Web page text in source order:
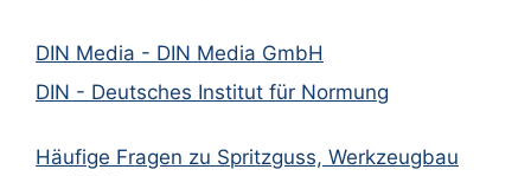
DIN Media - DIN Media GmbH
DIN - Deutsches Institut für Normung
Häufige Fragen zu Spritzguss, Werkzeugbau